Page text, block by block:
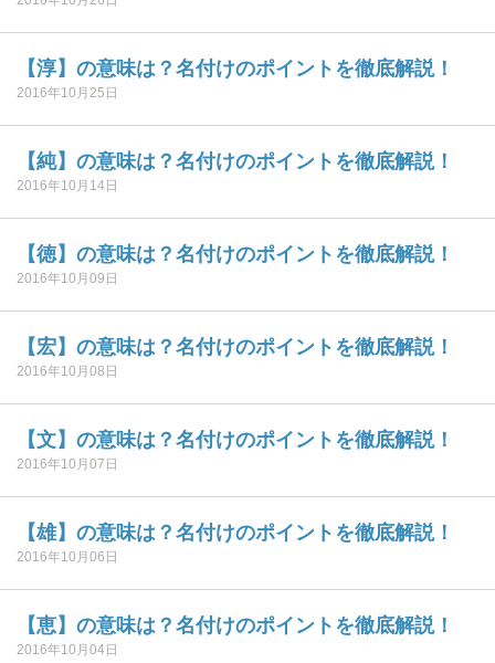
【淳】の意味は？名付けのポイントを徹底解説！
2016年10月25日
【純】の意味は？名付けのポイントを徹底解説！
2016年10月14日
【徳】の意味は？名付けのポイントを徹底解説！
2016年10月09日
【宏】の意味は？名付けのポイントを徹底解説！
2016年10月08日
【文】の意味は？名付けのポイントを徹底解説！
2016年10月07日
【雄】の意味は？名付けのポイントを徹底解説！
2016年10月06日
【恵】の意味は？名付けのポイントを徹底解説！
2016年10月04日